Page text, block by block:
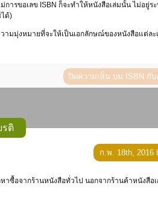
ารขอเลข ISBN ก็จะทำให้หนังสือเล่มนั้น ไม่อยู่ร
ด้)
ามมุ่งหมายที่จะให้เป็นเอกลักษณ์ของหนังสือแต่ละ
ปิดความเห็น บน ISBN กั
รติ
ก.พ. 18th, 2016
ซื้อจากร้านหนังสือทั่วไป นอกจากร้านค้าหนังสือเ